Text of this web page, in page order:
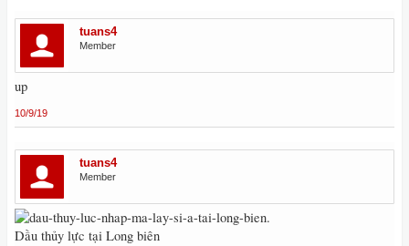
tuans4
Member
up
10/9/19
tuans4
Member
Dầu thủy lực tại Long biên